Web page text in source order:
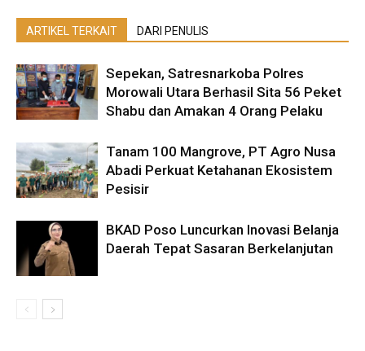
ARTIKEL TERKAIT DARI PENULIS
Sepekan, Satresnarkoba Polres
Morowali Utara Berhasil Sita 56 Peket
Shabu dan Amakan 4 Orang Pelaku
Tanam 100 Mangrove, PT Agro Nusa
Abadi Perkuat Ketahanan Ekosistem
Pesisir
BKAD Poso Luncurkan Inovasi Belanja
Daerah Tepat Sasaran Berkelanjutan